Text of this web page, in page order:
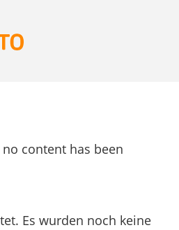
content has been
Es wurden noch keine